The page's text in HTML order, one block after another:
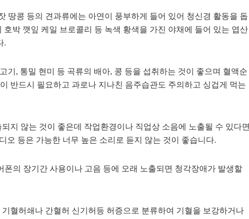
땅콩 등의 견과류에는 아연이 풍부하게 들어 있어 청신경 활동을 돕
호박 깻잎 케일 브로콜리 등 녹색 황색을 가진 야채에 들어 있는 엽산
.
기, 통밀 현미 등 곡류의 배아, 콩 등을 섭취하는 것이 좋으며 혈액순
반드시 필요하고 과로나 지나친 음주습관도 주의하고 싱겁게 먹는
지 않는 것이 좋은데 작업환경이나 직업상 소음에 노출될 수 있다면
오 등은 가능한 너무 높은 소리로 듣지 않는 것이 좋습니다.
폰의 장기간 사용이나 고음 등에 오래 노출되면 청각장애가 발생할
혈허쇄나 간혈허 신기허등 허증으로 분류하여 기혈을 보강하거나